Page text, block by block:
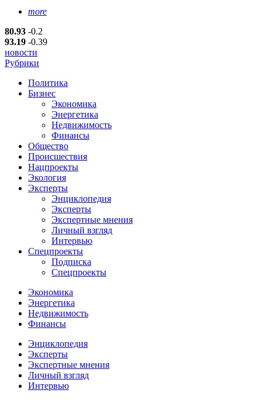
more
80.93 -0.2
93.19 -0.39
новости
Рубрики
Политика
Бизнес
Экономика
Энергетика
Недвижимость
Финансы
Общество
Происшествия
Нацпроекты
Экология
Эксперты
Энциклопедия
Эксперты
Экспертные мнения
Личный взгляд
Интервью
Спецпроекты
Подписка
Спецпроекты
Экономика
Энергетика
Недвижимость
Финансы
Энциклопедия
Эксперты
Экспертные мнения
Личный взгляд
Интервью